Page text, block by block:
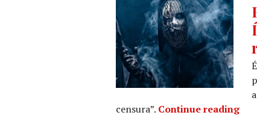
censura”. Continue reading